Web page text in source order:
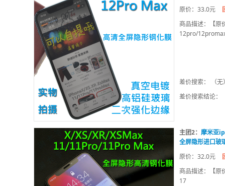
原价：33.0元
商品描述：【
12pro/
差价搜索： （无
差价搜索结论：
主团2： 摩米亚
全屏隐形进口玻
原价：32.0元
商品描述：【原
17